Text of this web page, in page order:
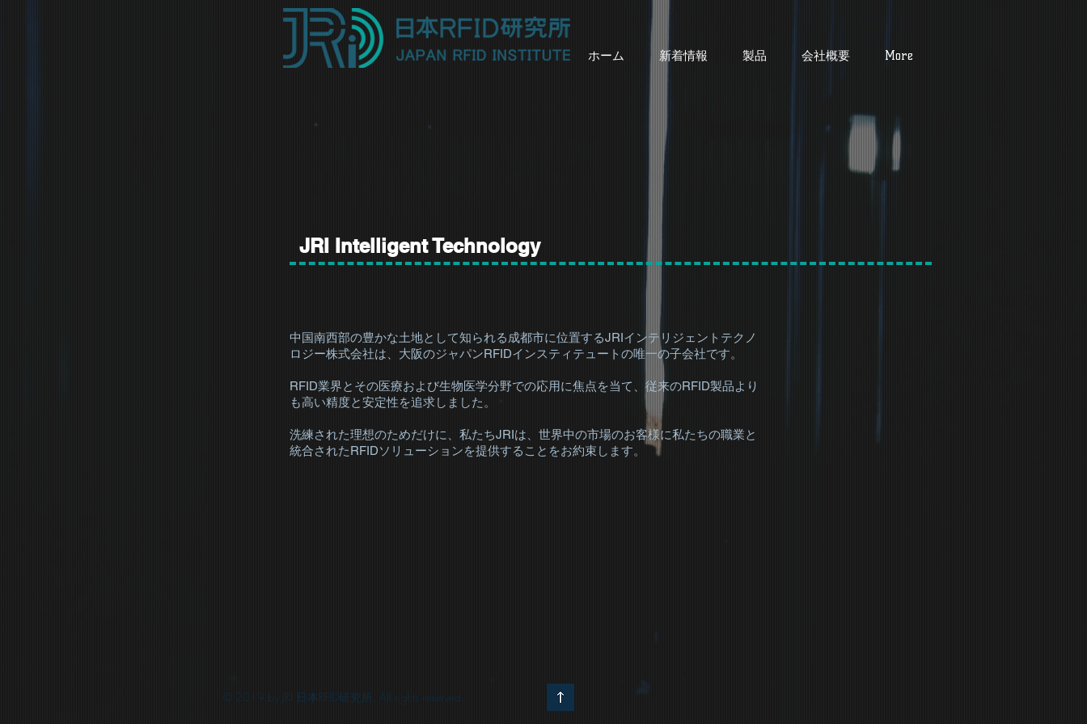
ホーム 新着情報 製品 会社概要 More
​JRI Intelligent Technology
中国南西部の豊かな土地として知られる成都市に位置するJRIインテリジェントテクノ
ロジー株式会社は、大阪のジャパンRFIDインスティテュートの唯一の子会社です。
RFID業界とその医療および生物医学分野での応用に焦点を当て、従来のRFID製品より
も高い精度と安定性を追求しました。
洗練された理想のためだけに、私たちJRIは、世界中の市場のお客様に私たちの職業と
統合されたRFIDソリューションを提供することをお約束します。
© 2019 by JRI 日本RFID研究所. All rights reserved.